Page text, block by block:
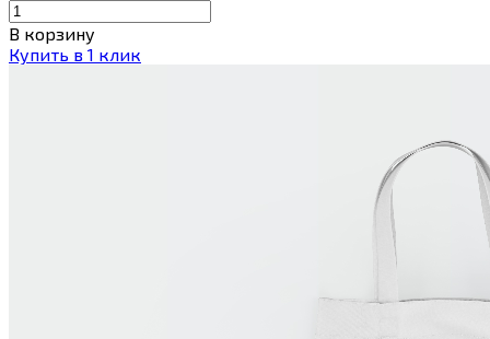
В корзину
Купить в 1 клик